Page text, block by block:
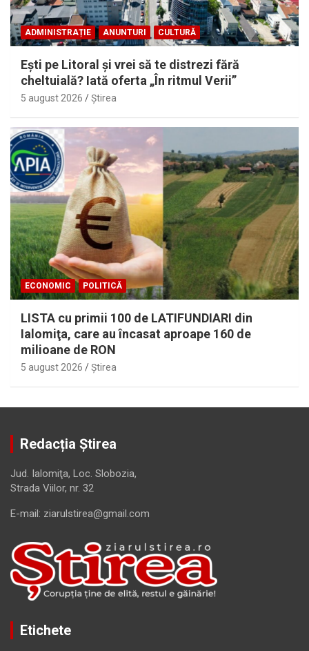
ADMINISTRAȚIE ANUNTURI CULTURĂ
Eşti pe Litoral şi vrei să te distrezi fără
cheltuială? Iată oferta „În ritmul Verii”
5 august 2026 Ştirea
ECONOMIC POLITICĂ
LISTA cu primii 100 de LATIFUNDIARI din
Ialomiţa, care au încasat aproape 160 de
milioane de RON
5 august 2026 Ştirea
Redacția Știrea
Jud. Ialomiţa, Loc. Slobozia,
Strada Viilor, nr. 32
E-mail: ziarulstirea@gmail.com
Etichete